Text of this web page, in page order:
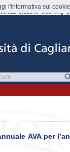
AVA per
l'informativa sui